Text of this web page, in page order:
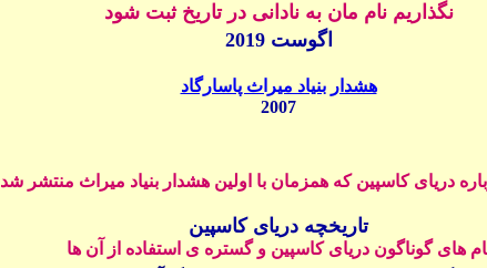
نگذاریم نام مان به نادانی در تاریخ ثبت شود
اگوست 2019
هشدار بنیاد میراث پاسارگاد
2007
دریای کاسپین که همزمان با اولینهشدار بنیاد میراث منتشر شد
تاريخچه دريای کاسپين
های گوناگون دریای کاسپین و گستره ی استفاده از آن ها